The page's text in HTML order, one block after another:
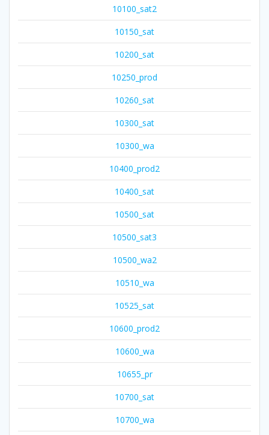
10100_sat2
10150_sat
10200_sat
10250_prod
10260_sat
10300_sat
10300_wa
10400_prod2
10400_sat
10500_sat
10500_sat3
10500_wa2
10510_wa
10525_sat
10600_prod2
10600_wa
10655_pr
10700_sat
10700_wa